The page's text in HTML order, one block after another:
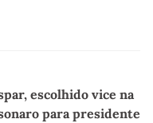
escolhido vice na
para presidente